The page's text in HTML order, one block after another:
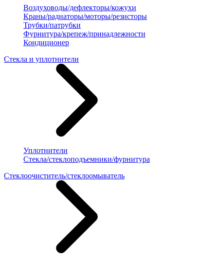
Воздуховоды/дефлекторы/кожухи
Краны/радиаторы/моторы/резисторы
Трубки/патрубки
Фурнитура/крепеж/принадлежности
Кондиционер
Стекла и уплотнители
Уплотнители
Стекла/стеклоподъемники/фурнитура
Стеклоочиститель/стеклоомыватель